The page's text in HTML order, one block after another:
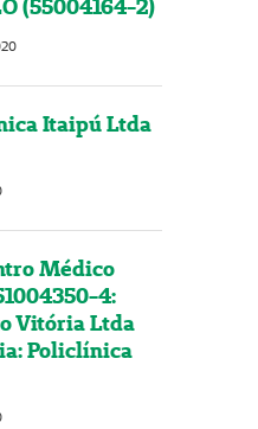
(55004164-2)
Itaipú Ltda
Médico
4:
Vitória Ltda
Policlínica